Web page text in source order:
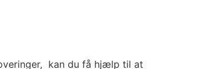
kan du få hjælp til at